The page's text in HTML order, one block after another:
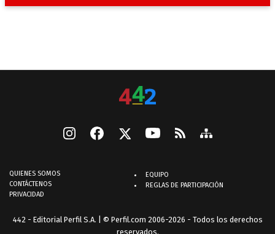
QUIENES SOMOS
CONTÁCTENOS
PRIVACIDAD
EQUIPO
REGLAS DE PARTICIPACIÓN
442 - Editorial Perfil S.A. | © Perfil.com 2006-2026 - Todos los derechos
reservados.